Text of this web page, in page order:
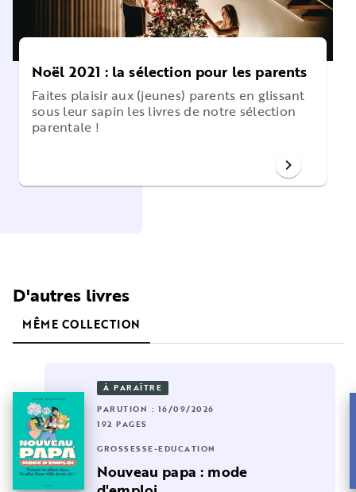
Noël 2021 : la sélection pour les parents
Faites plaisir aux (jeunes) parents en glissant
sous leur sapin les livres de notre sélection
parentale !
chevron_right
D'autres livres
MÊME COLLECTION
À PARAÎTRE
PARUTION : 16/09/2026
192 PAGES
GROSSESSE-EDUCATION
Nouveau papa : mode